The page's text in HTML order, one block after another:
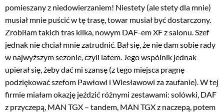
pomieszany z niedowierzaniem! Niestety (ale stety dla mnie)
musiał mnie puścić w tę trasę, towar musiał być dostarczony.
Zrobiłam takich tras kilka, nowym DAF-em XF z salonu. Szef
jednak nie chciał mnie zatrudnić. Bał się, że nie dam sobie rady
w najwyższym sezonie, czyli latem. Jego wspólnik jednak
upierał się, żeby dać mi szansę (z tego miejsca pragnę
podziękować szefom Pawłowi i Wiesławowi za zaufanie). W tej
firmie miałam okazję jeździć różnymi zestawami: solówki, DAF
z przyczepą, MAN TGX – tandem, MAN TGX z naczepą, potem